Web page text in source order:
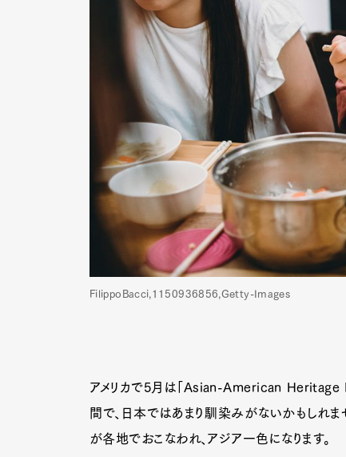
FilippoBacci,1150936856,Getty-Images
アメリカで5月は「Asian-American Heritage
間で、日本ではあまり馴染みがないかもしれ
が各地でおこなわれ、アジア一色になります。